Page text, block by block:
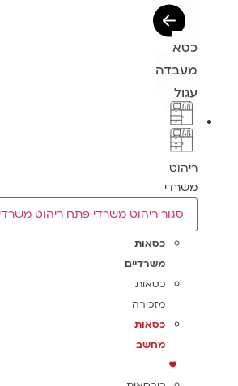
כסא
מעבדה
עגול
ריהוט
משרדי
סגור ריהוט משרדי פתח ריהוט משרדי
כסאות
משרדיים
כסאות
מזכירה
כסאות
מחשב